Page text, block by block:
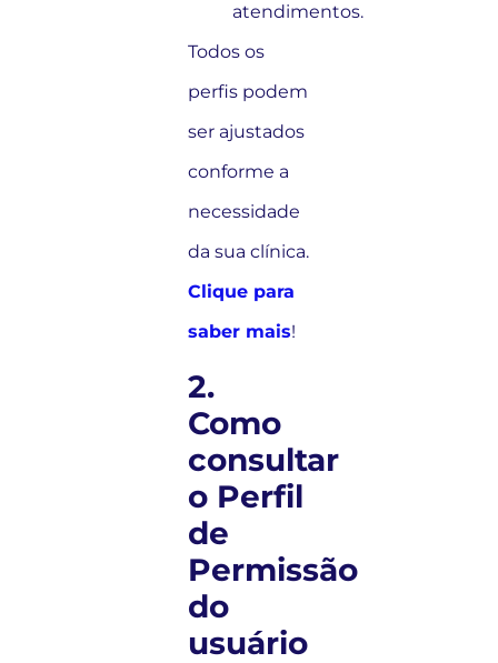
atendimentos.
Todos os
perfis podem
ser ajustados
conforme a
necessidade
da sua clínica.
Clique para
saber mais!
2.
Como
consultar
o Perfil
de
Permissão
do
usuário